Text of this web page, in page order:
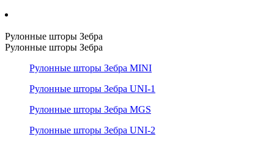
Рулонные шторы Зебра
Рулонные шторы Зебра
Рулонные шторы Зебра MINI
Рулонные шторы Зебра UNI-1
Рулонные шторы Зебра MGS
Рулонные шторы Зебра UNI-2